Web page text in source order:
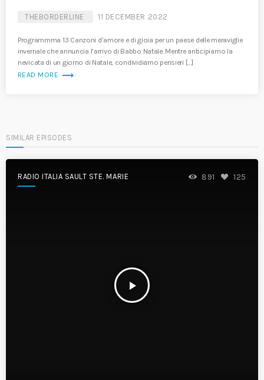
THEBORDERLINE 11 DECEMBER 2022
Programmma 13 Canzoni d’amore e di gioia per un paese delle meraviglie
invernale che annuncia l’arrivo di Babbo Natale. Mentre anticipiamo la
nevicata di un giorno di Natale, condividiamo pensieri […]
READ MORE trending_flat
SIMILAR EPISODES
RADIO ITALIA SAULT STE. MARIE
play_arrow
891 125